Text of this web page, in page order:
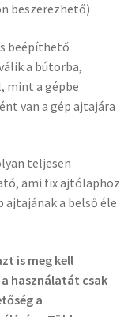
beszerezhető)
beépíthető
a bútorba,
mint a gépbe
van a gép ajtajára
teljesen
ami fix ajtólaphoz
ajtajának a belső éle
is meg kell
használatát csak
a